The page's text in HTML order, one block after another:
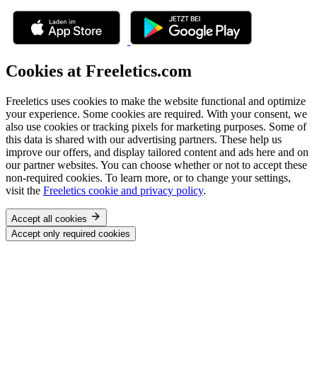
Cookies at Freeletics.com
Freeletics uses cookies to make the website functional and optimize
your experience. Some cookies are required. With your consent, we
also use cookies or tracking pixels for marketing purposes. Some of
this data is shared with our advertising partners. These help us
improve our offers, and display tailored content and ads here and on
our partner websites. You can choose whether or not to accept these
non-required cookies. To learn more, or to change your settings,
visit the Freeletics cookie and privacy policy.
Accept all cookies
Accept only required cookies